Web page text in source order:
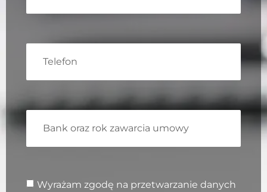
Wyrażam zgodę na przetwarzanie danych